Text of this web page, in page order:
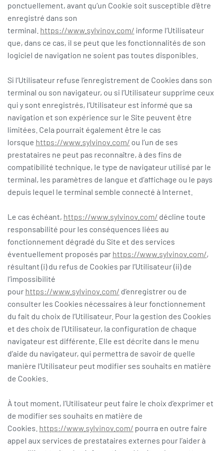
ponctuellement, avant qu’un Cookie soit susceptible d’être
enregistré dans son
terminal. https://www.sylvinov.com/ informe l’Utilisateur
que, dans ce cas, il se peut que les fonctionnalités de son
logiciel de navigation ne soient pas toutes disponibles.
Si l’Utilisateur refuse l’enregistrement de Cookies dans son
terminal ou son navigateur, ou si l’Utilisateur supprime ceux
qui y sont enregistrés, l’Utilisateur est informé que sa
navigation et son expérience sur le Site peuvent être
limitées. Cela pourrait également être le cas
lorsque https://www.sylvinov.com/ ou l’un de ses
prestataires ne peut pas reconnaître, à des fins de
compatibilité technique, le type de navigateur utilisé par le
terminal, les paramètres de langue et d’affichage ou le pays
depuis lequel le terminal semble connecté à Internet.
Le cas échéant, https://www.sylvinov.com/ décline toute
responsabilité pour les conséquences liées au
fonctionnement dégradé du Site et des services
éventuellement proposés par https://www.sylvinov.com/,
résultant (i) du refus de Cookies par l’Utilisateur (ii) de
l’impossibilité
pour https://www.sylvinov.com/ d’enregistrer ou de
consulter les Cookies nécessaires à leur fonctionnement
du fait du choix de l’Utilisateur. Pour la gestion des Cookies
et des choix de l’Utilisateur, la configuration de chaque
navigateur est différente. Elle est décrite dans le menu
d’aide du navigateur, qui permettra de savoir de quelle
manière l’Utilisateur peut modifier ses souhaits en matière
de Cookies.
À tout moment, l’Utilisateur peut faire le choix d’exprimer et
de modifier ses souhaits en matière de
Cookies. https://www.sylvinov.com/ pourra en outre faire
appel aux services de prestataires externes pour l’aider à